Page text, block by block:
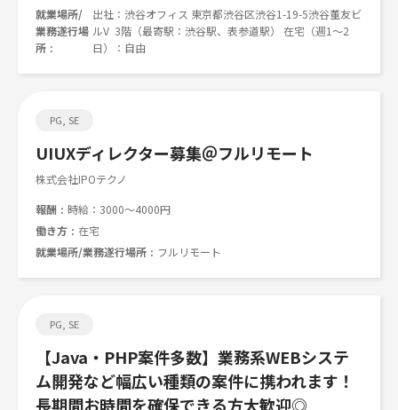
就業場所/
業務遂行場
所
出社：渋谷オフィス 東京都渋谷区渋谷1-19-5渋谷董友ビ
ルV 3階（最寄駅：渋谷駅、表参道駅） 在宅（週1～2
日）：自由
PG, SE
UIUXディレクター募集＠フルリモート
株式会社IPOテクノ
報酬
時給：3000～4000円
働き方
在宅
就業場所/業務遂行場所
フルリモート
PG, SE
【Java・PHP案件多数】業務系WEBシステ
ム開発など幅広い種類の案件に携われます！
長期間お時間を確保できる方大歓迎◎